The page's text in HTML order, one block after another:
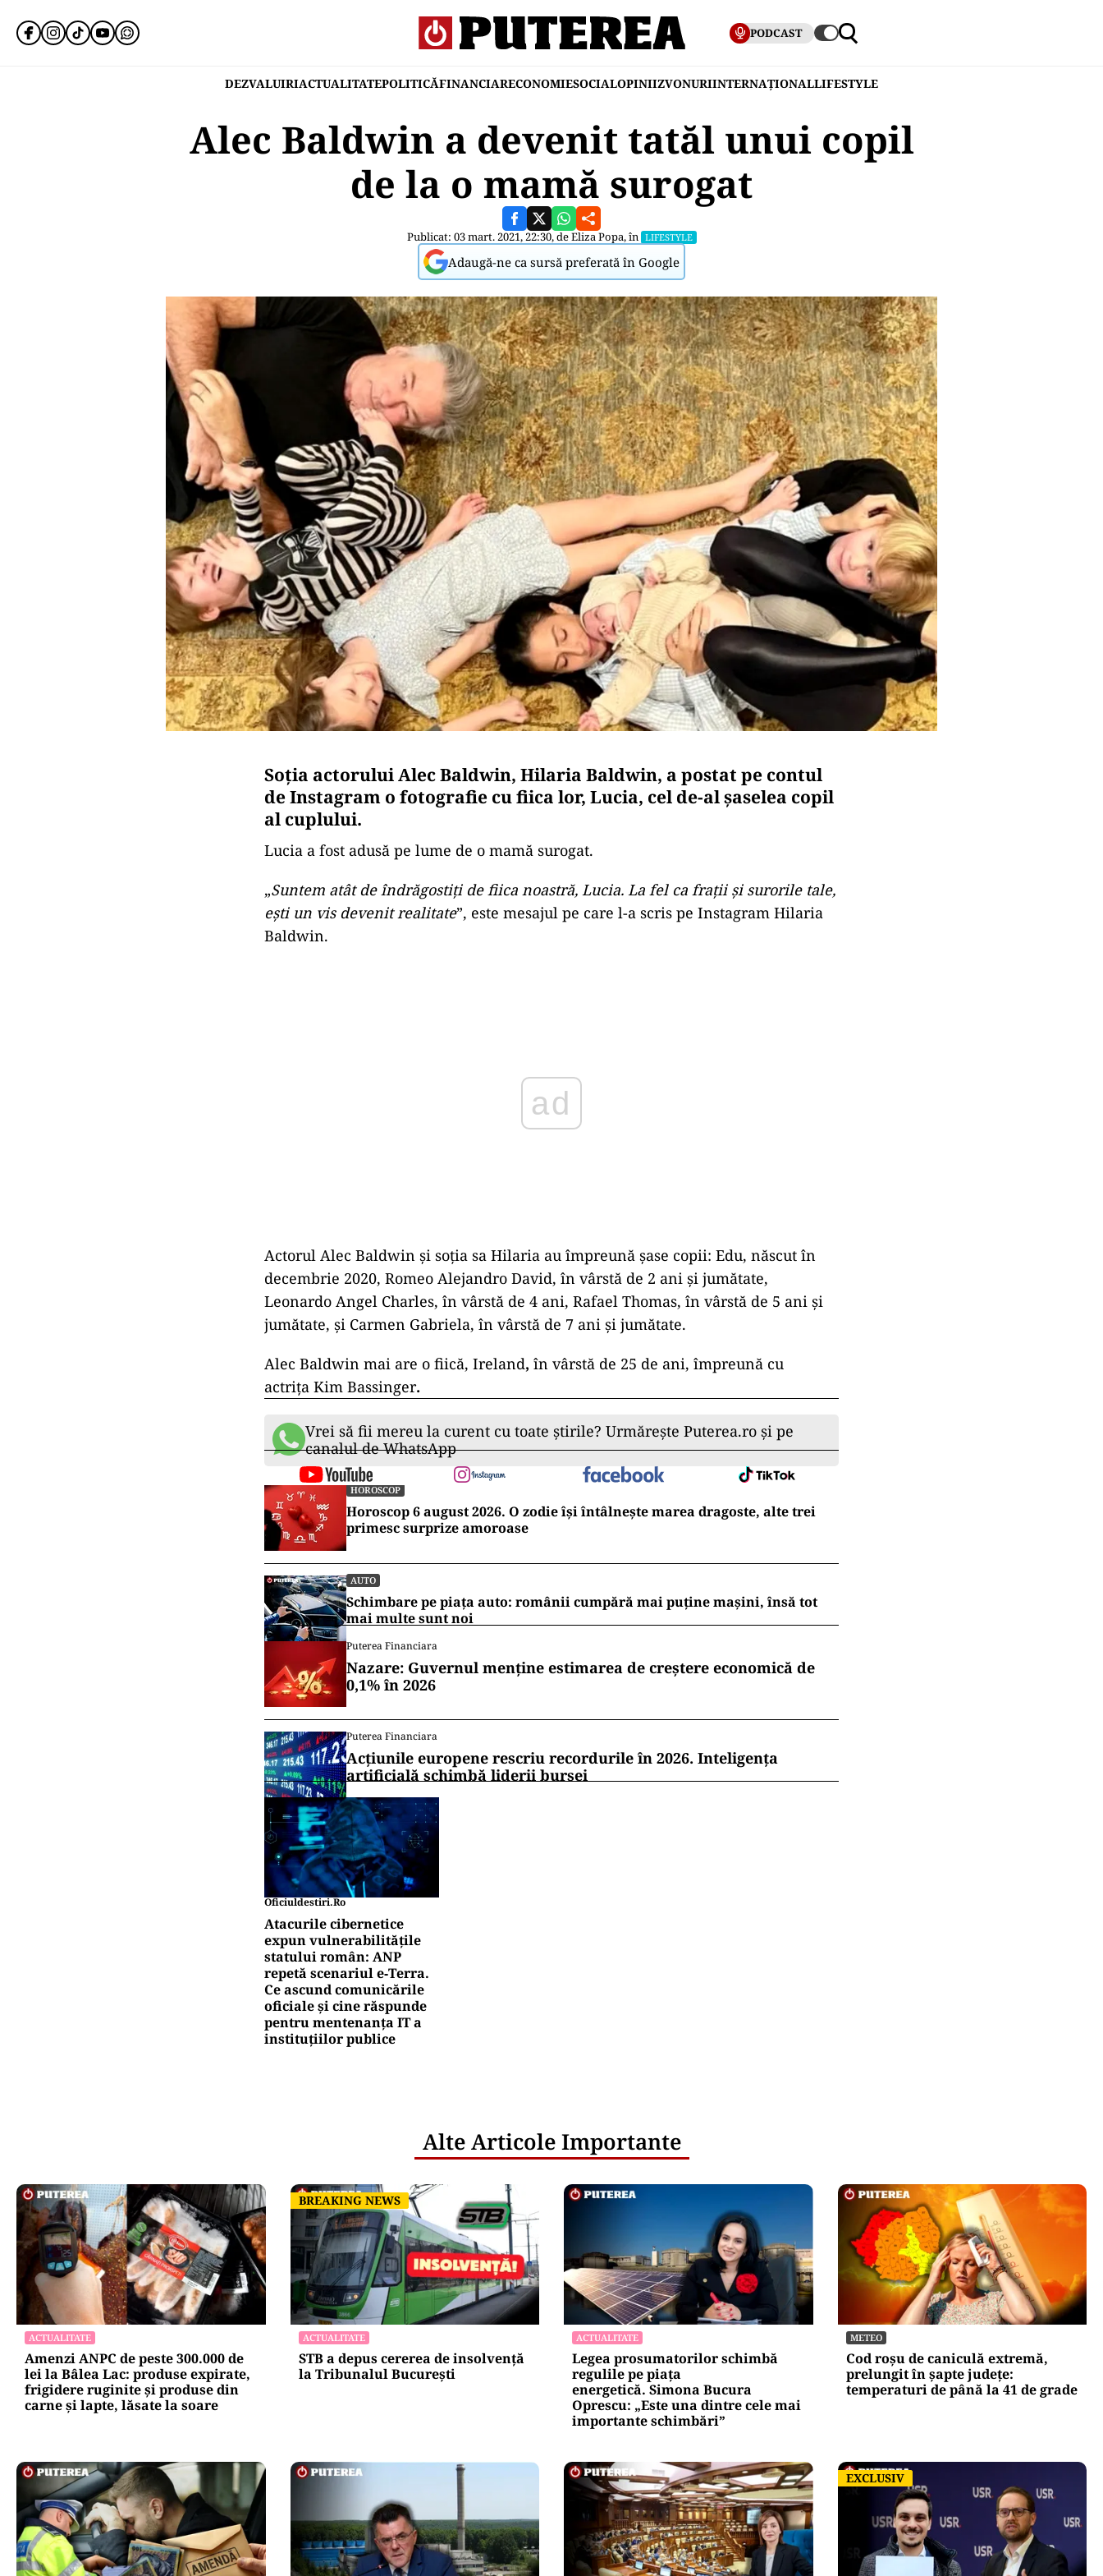
PODCAST
DEZVALUIRIACTUALITATEPOLITICĂFINANCIARECONOMIESOCIALOPINIIZVONURIINTERNAȚIONALLIFESTYLE
Alec Baldwin a devenit tatăl unui copil
de la o mamă surogat
Publicat: 03 mart. 2021, 22:30, deEliza Popa, în LIFESTYLE
Adaugă-ne ca sursă preferată în Google
Soția actorului Alec Baldwin, Hilaria Baldwin, a postat pe contul
de Instagram o fotografie cu fiica lor, Lucia, cel de-al șaselea copil
al cuplului.
Lucia a fost adusă pe lume de o mamă surogat.
„Suntem atât de îndrăgostiţi de fiica noastră, Lucia. La fel ca fraţii şi surorile tale,
eşti un vis devenit realitate”, este mesajul pe care l-a scris pe Instagram Hilaria
Baldwin.
Actorul Alec Baldwin și soția sa Hilaria au împreună șase copii: Edu, născut în
decembrie 2020, Romeo Alejandro David, în vârstă de 2 ani şi jumătate,
Leonardo Angel Charles, în vârstă de 4 ani, Rafael Thomas, în vârstă de 5 ani şi
jumătate, şi Carmen Gabriela, în vârstă de 7 ani şi jumătate.
Alec Baldwin mai are o fiică, Ireland, în vârstă de 25 de ani, împreună cu
actriţa Kim Bassinger.
Vrei să fii mereu la curent cu toate știrile? Urmărește Puterea.ro și pe
canalul de WhatsApp
HOROSCOP
Horoscop 6 august 2026. O zodie își întâlnește marea dragoste, alte trei
primesc surprize amoroase
AUTO
Schimbare pe piața auto: românii cumpără mai puține mașini, însă tot
mai multe sunt noi
Puterea Financiara
Nazare: Guvernul menține estimarea de creștere economică de
0,1% în 2026
Puterea Financiara
Acțiunile europene rescriu recordurile în 2026. Inteligența
artificială schimbă liderii bursei
Oficiuldestiri.ro
Atacurile cibernetice
expun vulnerabilitățile
statului român: ANP
repetă scenariul e‑Terra.
Ce ascund comunicările
oficiale și cine răspunde
pentru mentenanța IT a
instituțiilor publice
Alte Articole Importante
ACTUALITATE
Amenzi ANPC de peste 300.000 de
lei la Bâlea Lac: produse expirate,
frigidere ruginite și produse din
carne și lapte, lăsate la soare
BREAKING NEWS
BREAKING NEWS
ACTUALITATE
STB a depus cererea de insolvență
la Tribunalul București
ACTUALITATE
Legea prosumatorilor schimbă
regulile pe piața
energetică. Simona Bucura
Oprescu: „Este una dintre cele mai
importante schimbări”
METEO
Cod roșu de caniculă extremă,
prelungit în șapte județe:
temperaturi de până la 41 de grade
EXCLUSIV
EXCLUSIV